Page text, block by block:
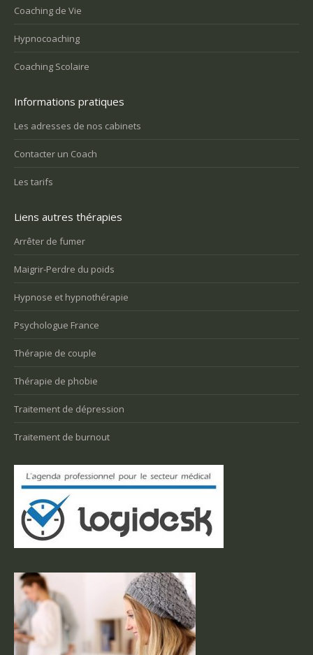
Coaching de Vie
Hypnocoaching
Coaching Scolaire
Informations pratiques
Les adresses de nos cabinets
Contacter un Coach
Les tarifs
Liens autres thérapies
Arrêter de fumer
Maigrir-Perdre du poids
Hypnose et hypnothérapie
Psychologue France
Thérapie de couple
Thérapie de phobie
Traitement de dépression
Traitement de burnout